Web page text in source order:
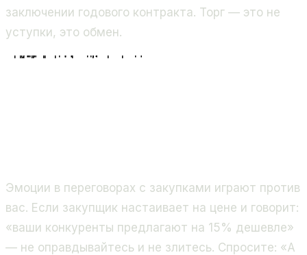
заключении годового контракта. Торг — это не
уступки, это обмен.
Эмоции в переговорах с закупками играют против
вас. Если закупщик настаивает на цене и говорит:
«ваши конкуренты предлагают на 15% дешевле»
— не оправдывайтесь и не злитесь. Спросите: «А